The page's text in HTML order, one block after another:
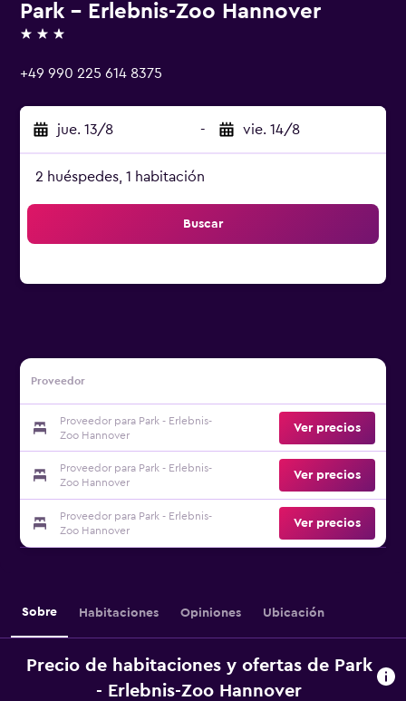
Park - Erlebnis-Zoo Hannover
3 estrellas
+49 990 225 614 8375
jue. 13/8 - vie. 14/8
2 huéspedes, 1 habitación
Buscar
Proveedor
Proveedor para Park - Erlebnis-
Zoo Hannover
Ver precios
Proveedor para Park - Erlebnis-
Zoo Hannover
Ver precios
Proveedor para Park - Erlebnis-
Zoo Hannover
Ver precios
Sobre Habitaciones Opiniones Ubicación
Precio de habitaciones y ofertas de Park
- Erlebnis-Zoo Hannover